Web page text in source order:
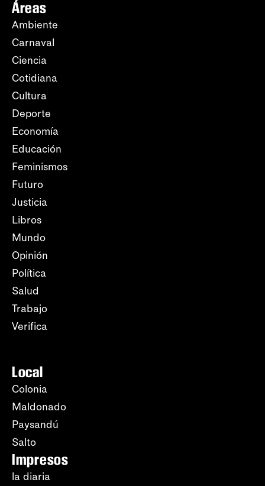
Áreas
Ambiente
Carnaval
Ciencia
Cotidiana
Cultura
Deporte
Economía
Educación
Feminismos
Futuro
Justicia
Libros
Mundo
Opinión
Política
Salud
Trabajo
Verifica
Local
Colonia
Maldonado
Paysandú
Salto
Impresos
la diaria